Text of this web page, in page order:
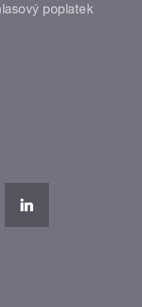
poplatek